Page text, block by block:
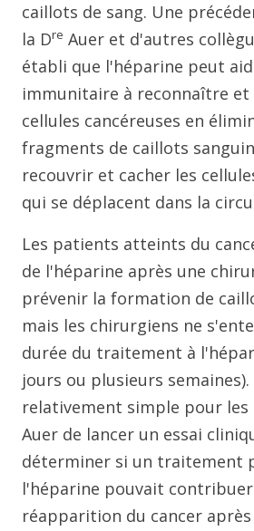
caillots de sang. Une
la Dre Auer et d'autres
établi que l'héparine peut
immunitaire à reconnaître et
cellules cancéreuses en
fragments de caillots
recouvrir et cacher les
qui se déplacent dans la
Les patients atteints du
de l'héparine après une
prévenir la formation de
mais les chirurgiens ne
durée du traitement à
jours ou plusieurs
relativement simple pour les
Auer de lancer un essai
déterminer si un traitement
l'héparine pouvait
réapparition du cancer